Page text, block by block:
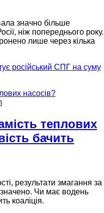
значно більше
ніж попереднього року.
лише через кілька
російський СПГ на суму
теплових
бачить
результати змагання за
Чи має водень
коаліція.